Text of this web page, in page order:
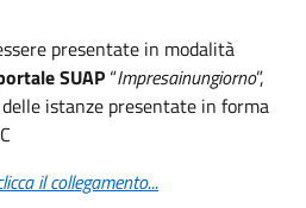
presentate in modalità
SUAP “Impresainungiorno”,
istanze presentate in forma
il collegamento...